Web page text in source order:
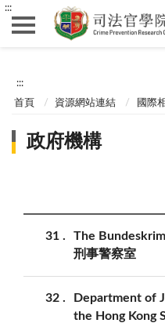
:::
:::
首頁 資源網站連結 國際
政府機構
31
The
刑事警察室
32
Department of
the Hong Kong